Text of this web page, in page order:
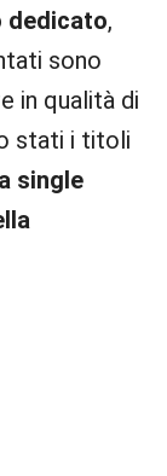
dedicato,
sono
in qualità di
stati i titoli
single